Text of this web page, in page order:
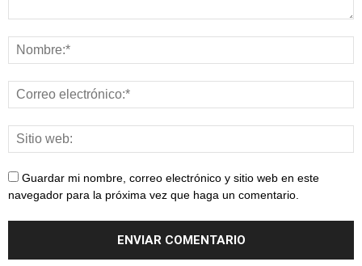
Guardar mi nombre, correo electrónico y sitio web en este
navegador para la próxima vez que haga un comentario.